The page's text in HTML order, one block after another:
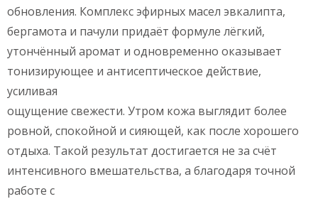
обновления. Комплекс эфирных масел эвкалипта,
бергамота и пачули придаёт формуле лёгкий,
утончённый аромат и одновременно оказывает
тонизирующее и антисептическое действие,
усиливая
ощущение свежести. Утром кожа выглядит более
ровной, спокойной и сияющей, как после хорошего
отдыха. Такой результат достигается не за счёт
интенсивного вмешательства, а благодаря точной
работе с